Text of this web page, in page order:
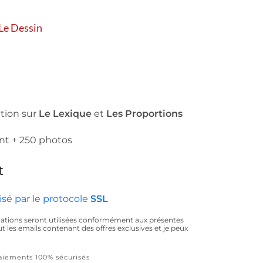
Dessin
sur Le Lexique et Les Proportions
+ 250 photos
par le protocole SSL
seront utilisées conformément aux présentes
les emails contenant des offres exclusives et je peux
100% sécurisés